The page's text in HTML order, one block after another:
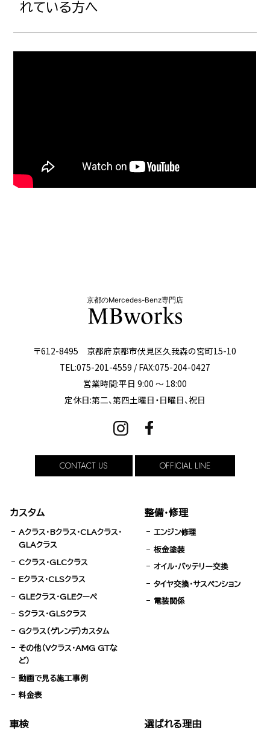
れている方へ
京都のMercedes-Benz専門店
〒612-8495 京都府京都市伏見区久我森の宮町15-10
TEL:075-201-4559 / FAX:075-204-0427
営業時間:平日 9:00 ～ 18:00
定休日:第二、第四土曜日・日曜日、祝日
CONTACT US OFFICIAL LINE
カスタム
Aクラス・Bクラス・CLAクラス・
GLAクラス
Cクラス・GLCクラス
Eクラス・CLSクラス
GLEクラス・GLEクーペ
Sクラス・GLSクラス
Gクラス（ゲレンデ）カスタム
その他（Vクラス・AMG GTな
ど）
動画で見る施工事例
料金表
整備・修理
エンジン修理
板金塗装
オイル・バッテリー交換
タイヤ交換・サスペンション
電装関係
車検 選ばれる理由